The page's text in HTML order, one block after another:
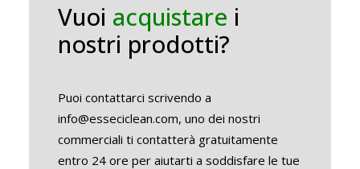
Vuoi acquistare i
nostri prodotti?
Puoi contattarci scrivendo a
info@esseciclean.com, uno dei nostri
commerciali ti contatterà gratuitamente
entro 24 ore per aiutarti a soddisfare le tue